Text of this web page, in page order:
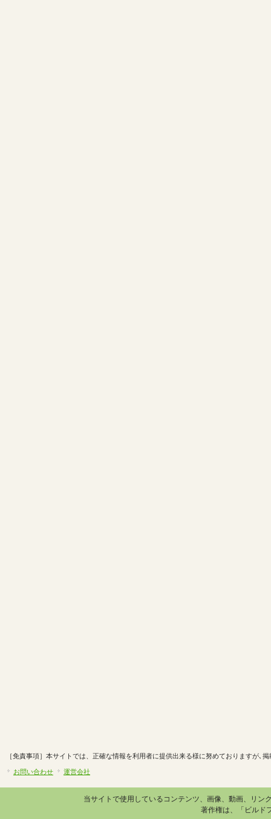
［免責事項］本サイトでは、正確な情報を利用者に提供出来る様に努めておりますが､
お問い合わせ 運営会社
当サイトで使用しているコンテンツ、画像、動画、リ
著作権は、「ビルド